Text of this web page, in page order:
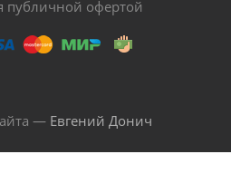
публичной офертой
— Евгений Донич